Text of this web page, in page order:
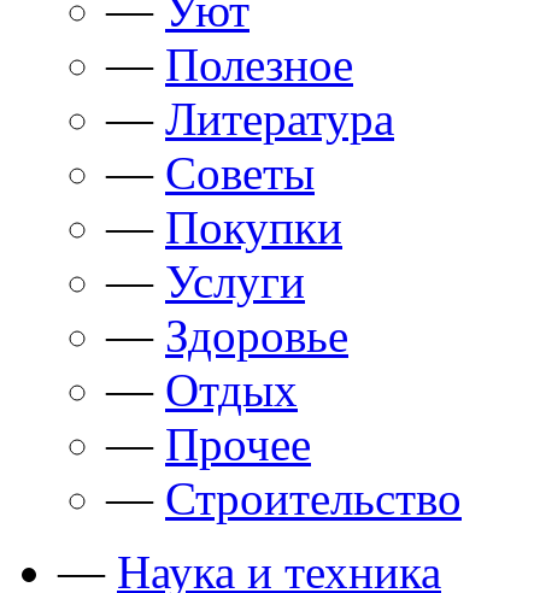
— Полезное
— Литература
— Советы
— Покупки
— Услуги
— Здоровье
— Отдых
— Прочее
— Строительство
— Наука и техника